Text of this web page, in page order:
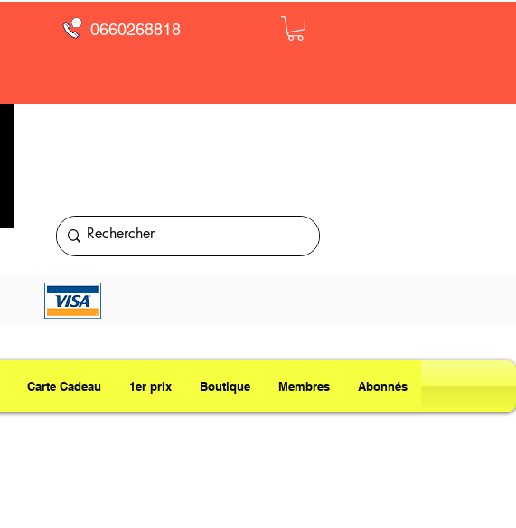
0660268818
Carte Cadeau 1er prix Boutique Membres Abonnés